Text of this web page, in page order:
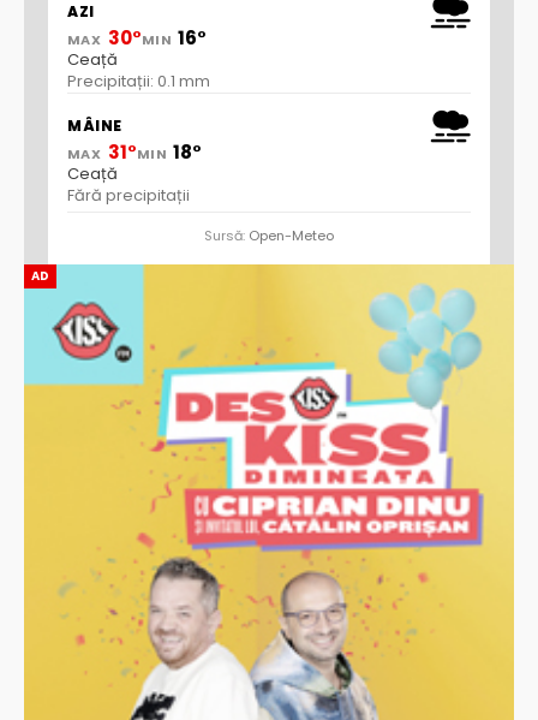
AD
AZI
MAX 30°MIN 16°
Ceață
Precipitații: 0.1 mm
MÂINE
MAX 31°MIN 18°
Ceață
Fără precipitații
Sursă: Open-Meteo